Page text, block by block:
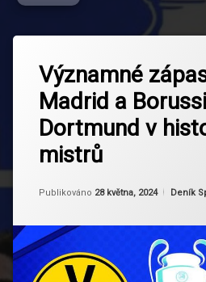
Významné
Madrid a
Dortmund v
mistrů
Publikováno 28 května, 2024
Od Ruby
Deník
Borussia
Dortmund
Evropský
historie
Fotbalové
kluby
Fotbalové
komentář
na
Významné
zápasy:
Real
Madrid
a
v
Ligy
mistrů